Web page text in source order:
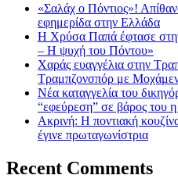
«Σαλάχ ο Πόντιος»!
εφημερίδα στην Ελλάδα
Η Χρύσα Παπά έφτασε
– Η ψυχή του Πόντου»
Χαράς ευαγγέλια στην
Τραμπζονσπόρ με
Νέα καταγγελία του
“εφεύρεση” σε βάρος του
Ακρινή: Η ποντιακή
έγινε πρωταγωνίστρια
Recent Comments